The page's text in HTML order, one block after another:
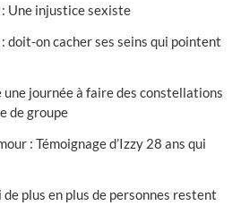
Une injustice sexiste
doit-on cacher ses seins qui pointent
une journée à faire des constellations
de groupe
: Témoignage d’Izzy 28 ans qui
de plus en plus de personnes restent